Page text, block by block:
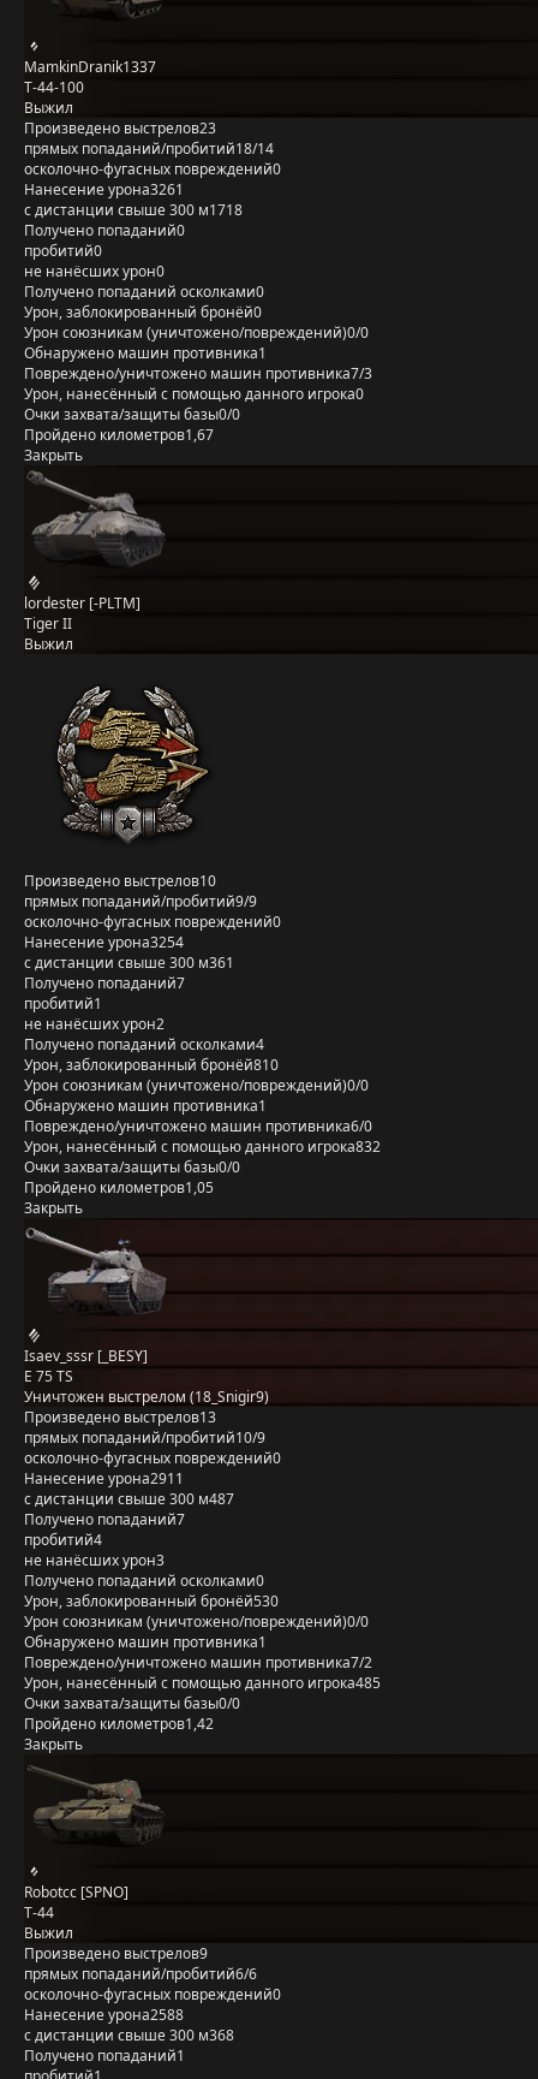
MamkinDranik1337
Т-44-100
Выжил
Произведено выстрелов23
прямых попаданий/пробитий18/14
осколочно-фугасных повреждений0
Нанесение урона3261
с дистанции свыше 300 м1718
Получено попаданий0
пробитий0
не нанёсших урон0
Получено попаданий осколками0
Урон, заблокированный бронёй0
Урон союзникам (уничтожено/повреждений)0/0
Обнаружено машин противника1
Повреждено/уничтожено машин противника7/3
Урон, нанесённый с помощью данного игрока0
Очки захвата/защиты базы0/0
Пройдено километров1,67
Закрыть
lordester [-PLTM]
Tiger II
Выжил
Произведено выстрелов10
прямых попаданий/пробитий9/9
осколочно-фугасных повреждений0
Нанесение урона3254
с дистанции свыше 300 м361
Получено попаданий7
пробитий1
не нанёсших урон2
Получено попаданий осколками4
Урон, заблокированный бронёй810
Урон союзникам (уничтожено/повреждений)0/0
Обнаружено машин противника1
Повреждено/уничтожено машин противника6/0
Урон, нанесённый с помощью данного игрока832
Очки захвата/защиты базы0/0
Пройдено километров1,05
Закрыть
Isaev_sssr [_BESY]
E 75 TS
Уничтожен выстрелом (18_Snigir9)
Произведено выстрелов13
прямых попаданий/пробитий10/9
осколочно-фугасных повреждений0
Нанесение урона2911
с дистанции свыше 300 м487
Получено попаданий7
пробитий4
не нанёсших урон3
Получено попаданий осколками0
Урон, заблокированный бронёй530
Урон союзникам (уничтожено/повреждений)0/0
Обнаружено машин противника1
Повреждено/уничтожено машин противника7/2
Урон, нанесённый с помощью данного игрока485
Очки захвата/защиты базы0/0
Пройдено километров1,42
Закрыть
Robotcc [SPNO]
Т-44
Выжил
Произведено выстрелов9
прямых попаданий/пробитий6/6
осколочно-фугасных повреждений0
Нанесение урона2588
с дистанции свыше 300 м368
Получено попаданий1